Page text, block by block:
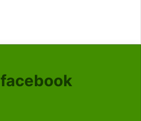
facebook